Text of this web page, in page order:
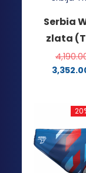
Serbia
zlata